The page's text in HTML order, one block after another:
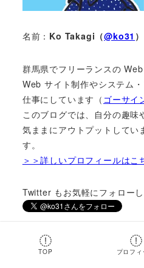
名前： Ko Takagi（@ko31 ）
群馬県でフリーランスの Web
Web サイト制作やシステム
仕事にしています（ ゴーサイ
このブログでは、自分の趣味
気ままにアウトプットしてい
す。
＞＞詳しいプロフィールはこ
Twitter もお気軽にフォローし
TOP プロフ